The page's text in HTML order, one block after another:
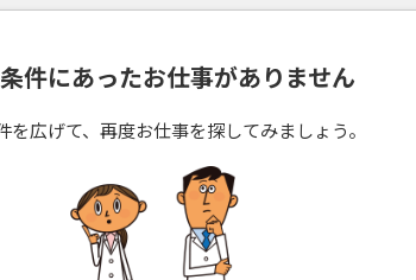
件にあったお仕事がありません
を広げて、再度お仕事を探してみましょう。